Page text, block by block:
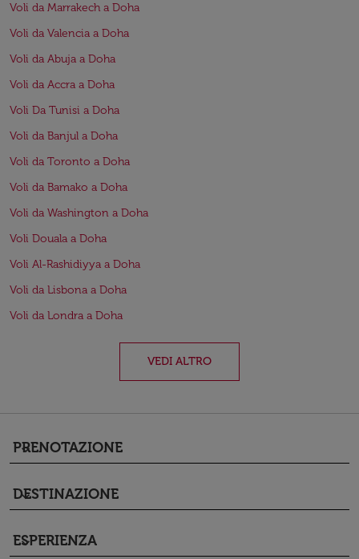
Voli da Marrakech a Doha
Voli da Valencia a Doha
Voli da Abuja a Doha
Voli da Accra a Doha
Voli Da Tunisi a Doha
Voli da Banjul a Doha
Voli da Toronto a Doha
Voli da Bamako a Doha
Voli da Washington a Doha
Voli Douala a Doha
Voli Al-Rashidiyya a Doha
Voli da Lisbona a Doha
Voli da Londra a Doha
VEDI ALTRO
PRENOTAZIONE
keyboard_arrow_down
DESTINAZIONE
keyboard_arrow_down
ESPERIENZA
keyboard_arrow_down